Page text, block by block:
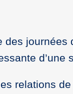
d’une
relations